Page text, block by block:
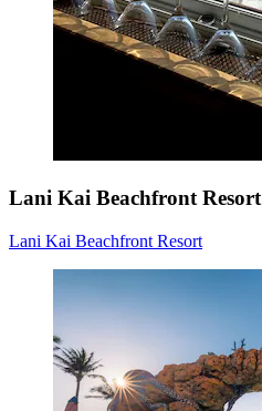
Lani Kai Beachfront Resort
Lani Kai Beachfront Resort